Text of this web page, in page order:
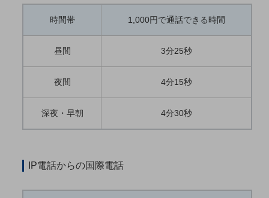
製造・建設業
モバイルTOP
おすすめの機種、料金やサービスをご紹介
ビジネス向けスマートフォン
時間帯 1,000円で通話できる時間
昼間 3分25秒
夜間 4分15秒
深夜・早朝 4分30秒
IP電話からの国際電話